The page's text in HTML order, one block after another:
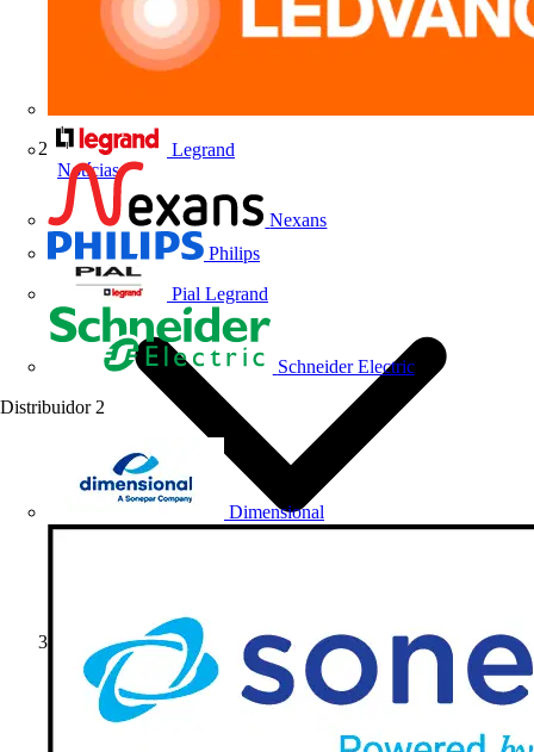
Legrand
Nexans
Philips
Pial Legrand
Schneider Electric
Distribuidor 2
Dimensional
Notícias
Artigos Técnicos